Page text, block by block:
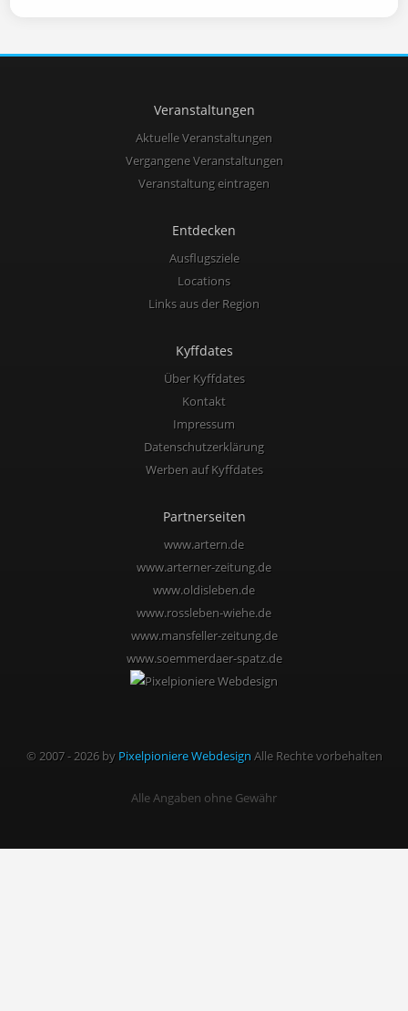
Veranstaltungen
Aktuelle Veranstaltungen
Vergangene Veranstaltungen
Veranstaltung eintragen
Entdecken
Ausflugsziele
Locations
Links aus der Region
Kyffdates
Über Kyffdates
Kontakt
Impressum
Datenschutzerklärung
Werben auf Kyffdates
Partnerseiten
www.artern.de
www.arterner-zeitung.de
www.oldisleben.de
www.rossleben-wiehe.de
www.mansfeller-zeitung.de
www.soemmerdaer-spatz.de
© 2007 - 2026 by Pixelpioniere Webdesign Alle Rechte vorbehalten
Alle Angaben ohne Gewähr